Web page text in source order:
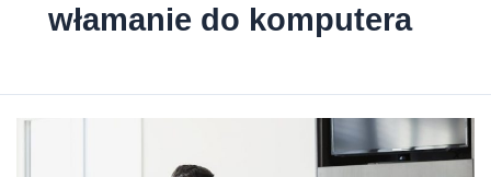
włamanie do komputera